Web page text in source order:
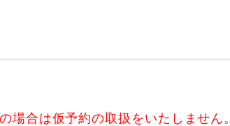
場合は仮予約の取扱をいたしません。